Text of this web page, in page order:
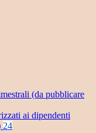
(da pubblicare
ai dipendenti
24